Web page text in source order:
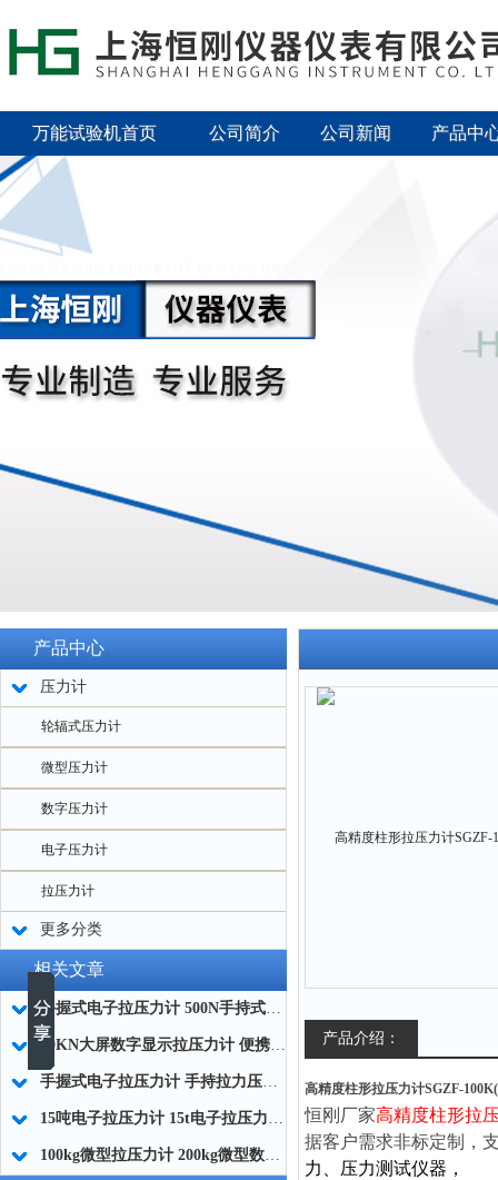
万能试验机首页 公司简介 公司新闻 产品中
产品中心
压力计
轮辐式压力计
微型压力计
数字压力计
电子压力计
拉压力计
更多分类
相关文章
手握式电子拉压力计 500N手持式高精度电子拉压力计厂家
50KN大屏数字显示拉压力计 便携式数字拉压力计 S型数字显示拉压力计厂家
手握式电子拉压力计 手持拉力压力测试仪 小型手持测力仪厂家
15吨电子拉压力计 15t电子拉压力测试仪器生产厂家
100kg微型拉压力计 200kg微型数显测力计 定制微型测力传感器厂家
产品介绍：
高精度柱形拉压力计SGZF-
恒刚厂家高精度柱形拉
据客户需求非标定制，
力、压力测试仪器，